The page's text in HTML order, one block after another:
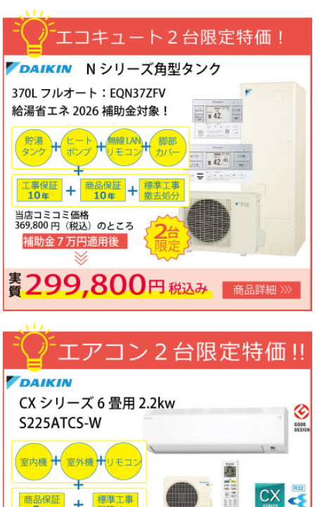
FH-E2011SAWL(K)マルチリモコンセットMFC-250V・標準工事費
（処分込）10年商品・工事保証付
コミコミ価格136,800円～